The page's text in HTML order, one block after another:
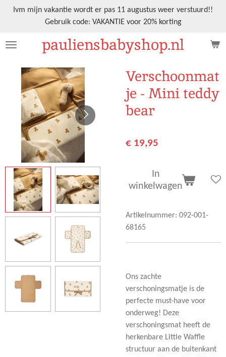
Ga
de
pauliensbabyshop.nl
Ivm mijn vakantie wordt er pas 11 augustus weer verstuurd!!
Gebruik code: VAKANTIE voor 20% korting
Verschoonmat
je - Mini teddy
bear
€ 19,95
In
winkelwagen
Artikelnummer: 092-001-
68165
Ons zachte
verschoningsmatje is de
perfecte must-have voor
onderweg! Deze
verschoningsmat heeft de
herkenbare Little Waffle
structuur aan de buitenkant